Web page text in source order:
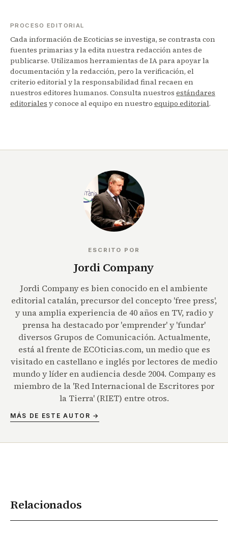
PROCESO EDITORIAL
Cada información de Ecoticias se investiga, se contrasta con
fuentes primarias y la edita nuestra redacción antes de
publicarse. Utilizamos herramientas de IA para apoyar la
documentación y la redacción, pero la verificación, el
criterio editorial y la responsabilidad final recaen en
nuestros editores humanos. Consulta nuestros estándares
editoriales y conoce al equipo en nuestro equipo editorial.
ESCRITO POR
Jordi Company
Jordi Company es bien conocido en el ambiente
editorial catalán, precursor del concepto 'free press',
y una amplia experiencia de 40 años en TV, radio y
prensa ha destacado por 'emprender' y 'fundar'
diversos Grupos de Comunicación. Actualmente,
está al frente de ECOticias.com, un medio que es
visitado en castellano e inglés por lectores de medio
mundo y líder en audiencia desde 2004. Company es
miembro de la 'Red Internacional de Escritores por
la Tierra' (RIET) entre otros.
MÁS DE ESTE AUTOR →
Relacionados